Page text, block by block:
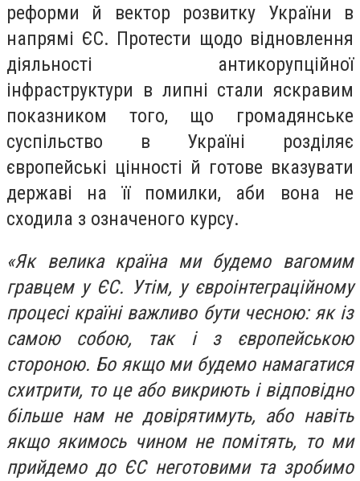
реформи й вектор розвитку України в
напрямі ЄС. Протести щодо відновлення
діяльності антикорупційної
інфраструктури в липні стали яскравим
показником того, що громадянське
суспільство в Україні розділяє
європейські цінності й готове вказувати
державі на її помилки, аби вона не
сходила з означеного курсу.
«Як велика країна ми будемо вагомим
гравцем у ЄС. Утім, у євроінтеграційному
процесі країні важливо бути чесною: як із
самою собою, так і з європейською
стороною. Бо якщо ми будемо намагатися
схитрити, то це або викриють і відповідно
більше нам не довірятимуть, або навіть
якщо якимось чином не помітять, то ми
прийдемо до ЄС неготовими та зробимо